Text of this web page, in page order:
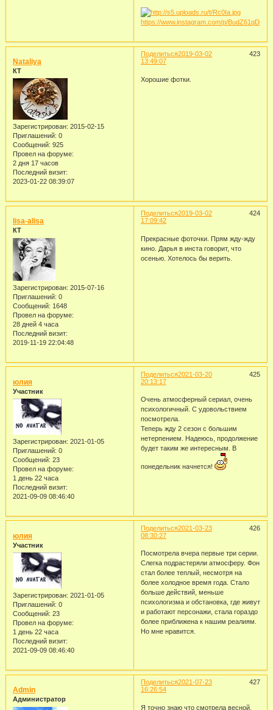
https://www.instagram.com/p/BudZ61qDpJ5/
Поделиться 423
2019-03-02
13:49:07
Nataliya
КТ
Зарегистрирован: 2015-02-15
Приглашений: 0
Сообщений: 925
Провел на форуме:
2 дня 17 часов
Последний визит:
2023-01-22 08:39:07
Хорошие фотки.
Поделиться 424
2019-03-02
17:09:42
lisa-alisa
КТ
Зарегистрирован: 2015-07-16
Приглашений: 0
Сообщений: 1648
Провел на форуме:
28 дней 4 часа
Последний визит:
2019-11-19 22:04:48
Прекрасные фоточки. Прям жду-жду
кино. Дарья в инста говорит, что
осенью. Хотелось бы верить.
Поделиться 425
2021-03-20
20:13:17
юлия
Участник
Зарегистрирован: 2021-01-05
Приглашений: 0
Сообщений: 23
Провел на форуме:
1 день 22 часа
Последний визит:
2021-09-09 08:46:40
Очень атмосферный сериал, очень
психологичный. С удовольствием
посмотрела.
Теперь жду 2 сезон с большим
нетерпением. Надеюсь, продолжение
будет таким же интересным. В
понедельник начнется!
Поделиться 426
2021-03-23
08:30:27
юлия
Участник
Зарегистрирован: 2021-01-05
Приглашений: 0
Сообщений: 23
Провел на форуме:
1 день 22 часа
Последний визит:
2021-09-09 08:46:40
Посмотрела вчера первые три серии.
Слегка подрастеряли атмосферу. Фон
стал более теплый, несмотря на
более холодное время года. Стало
больше действий, меньше
психологизма и обстановка, где живут
и работают персонажи, стала гораздо
более приближена к нашим реалиям.
Но мне нравится.
Поделиться 427
2021-07-23
16:26:54
Admin
Администратор
Я точно знаю что смотрела весной.